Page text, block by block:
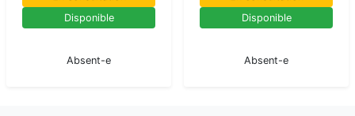
Disponible
Absent-e
Disponible
Absent-e